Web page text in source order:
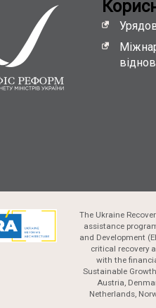
The Ukraine
assistance
and Development
critical recovery
with the
Sustainable
Austria,
Netherlands,